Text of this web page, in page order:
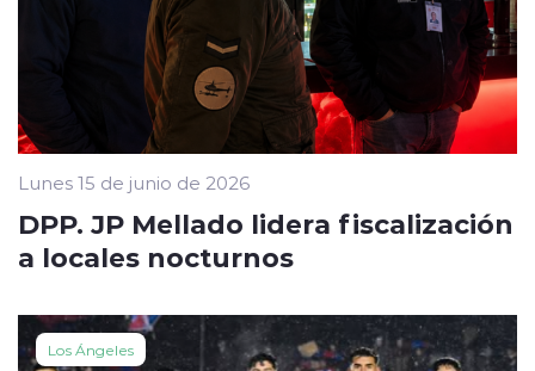
Lunes 15 de junio de 2026
DPP. JP Mellado lidera fiscalización
a locales nocturnos
Los Ángeles